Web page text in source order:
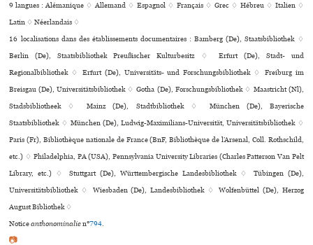
9 langues :Alémanique ♢Allemand ♢Espagnol ♢ Français ♢ Grec ♢ Hébreu ♢ Italien ♢
Latin ♢Néerlandais ♢
16 localisations dans des établissements documentaires : Bamberg (De), Staatsbibliothek ♢
Berlin (De), Staatsbibliothek Preußischer Kulturbesitz ♢ Erfurt (De), Stadt- und
Regionalbibliothek ♢ Erfurt (De), Universitäts- und Forschungsbibliothek ♢ Freiburg im
Breisgau (De), Universitätsbibliothek ♢ Gotha (De), Forschungsbibliothek ♢ Maastricht (Nl),
Stadsbibliotheek ♢ Mainz (De), Stadtbibliothek ♢ München (De), Bayerische
Staatsbibliothek ♢ München (De), Ludwig-Maximilians-Universität, Universitätsbibliothek ♢
Paris (Fr), Bibliothèque nationale de France (BnF, Bibliothèque de l’Arsenal, Coll. Rothschild,
etc.) ♢ Philadelphia, PA (USA), Pennsylvania University Libraries (Charles Patterson Van Pelt
Library, etc.) ♢ Stuttgart (De), Württembergische Landesbibliothek ♢ Tübingen (De),
Universitätsbibliothek ♢ Wiesbaden (De), Landesbibliothek ♢ Wolfenbüttel (De), Herzog
August Bibliothek ♢
Noticeanthonominalien°794.
📷